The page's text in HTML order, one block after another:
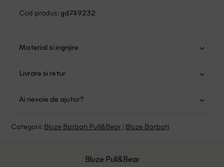
Cod produs: gd749232
Material si ingrijire
Nu folositi inalbitor
Uscare normala, prin centrifugare
Fara curatare chimica
Livrare si retur
mare de 149.00 lei.
Ai nevoie de ajutor?
Whatsapp/Telefon: +40 (771) 404 643
Categorii: Bluze Barbati Pull&Bear | Bluze Barbati
Bluze Pull&Bear